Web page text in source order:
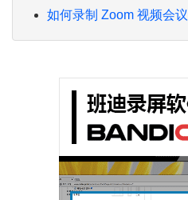
如何录制 Zoom 视频会议